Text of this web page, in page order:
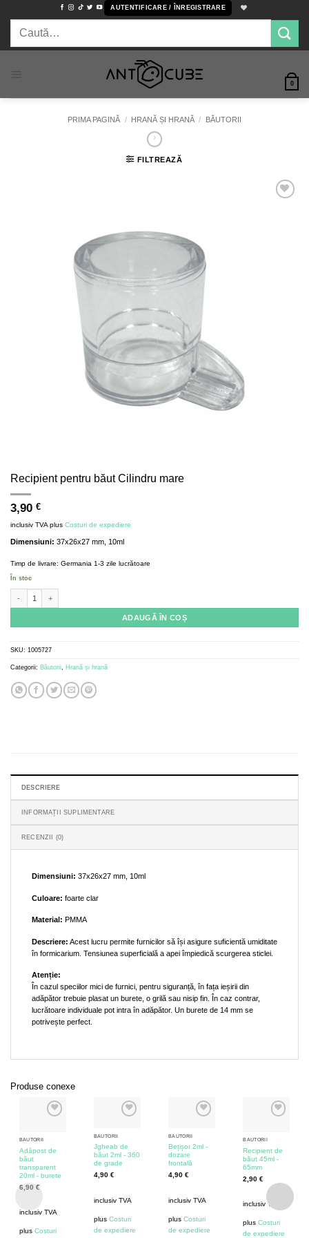
content
AUTENTIFICARE / ÎNREGISTRARE
Caută
0
PRIMA PAGINĂ / HRANĂ ȘI HRANĂ / BĂUTORII
FILTREAZĂ
Recipient pentru băut Cilindru mare
3,90 €
inclusiv TVA plus Costuri de expediere
Dimensiuni: 37x26x27 mm, 10ml
Timp de livrare: Germania 1-3 zile lucrătoare
În stoc
ADAUGĂ ÎN COȘ
SKU: 1005727
Categorii: Băutorii, Hrană și hrană
DESCRIERE
INFORMAȚII SUPLIMENTARE
RECENZII (0)
Dimensiuni: 37x26x27 mm, 10ml
Culoare: foarte clar
Material: PMMA
Descriere: Acest lucru permite furnicilor să își asigure suficientă umiditate
în formicarium. Tensiunea superficială a apei împiedică scurgerea sticlei.
Atenție:
În cazul speciilor mici de furnici, pentru siguranță, în fața ieșirii din
adăpător trebuie plasat un burete, o grilă sau nisip fin. În caz contrar,
lucrătoare individuale pot intra în adăpător. Un burete de 14 mm se
potrivește perfect.
Produse conexe
BĂUTORII
Adăpost de
băut
transparent
20ml - burete
6,90 €
inclusiv TVA
plus Costuri
BĂUTORII
Jgheab de
băut 2ml - 360
de grade
4,90 €
inclusiv TVA
plus Costuri
de expediere
BĂUTORII
Bețișor 2ml -
dozare
frontală
4,90 €
inclusiv TVA
plus Costuri
de expediere
BĂUTORII
Recipient de
băut 45ml -
65mm
2,90€
inclusiv TVA
plusCosturi
de expediere